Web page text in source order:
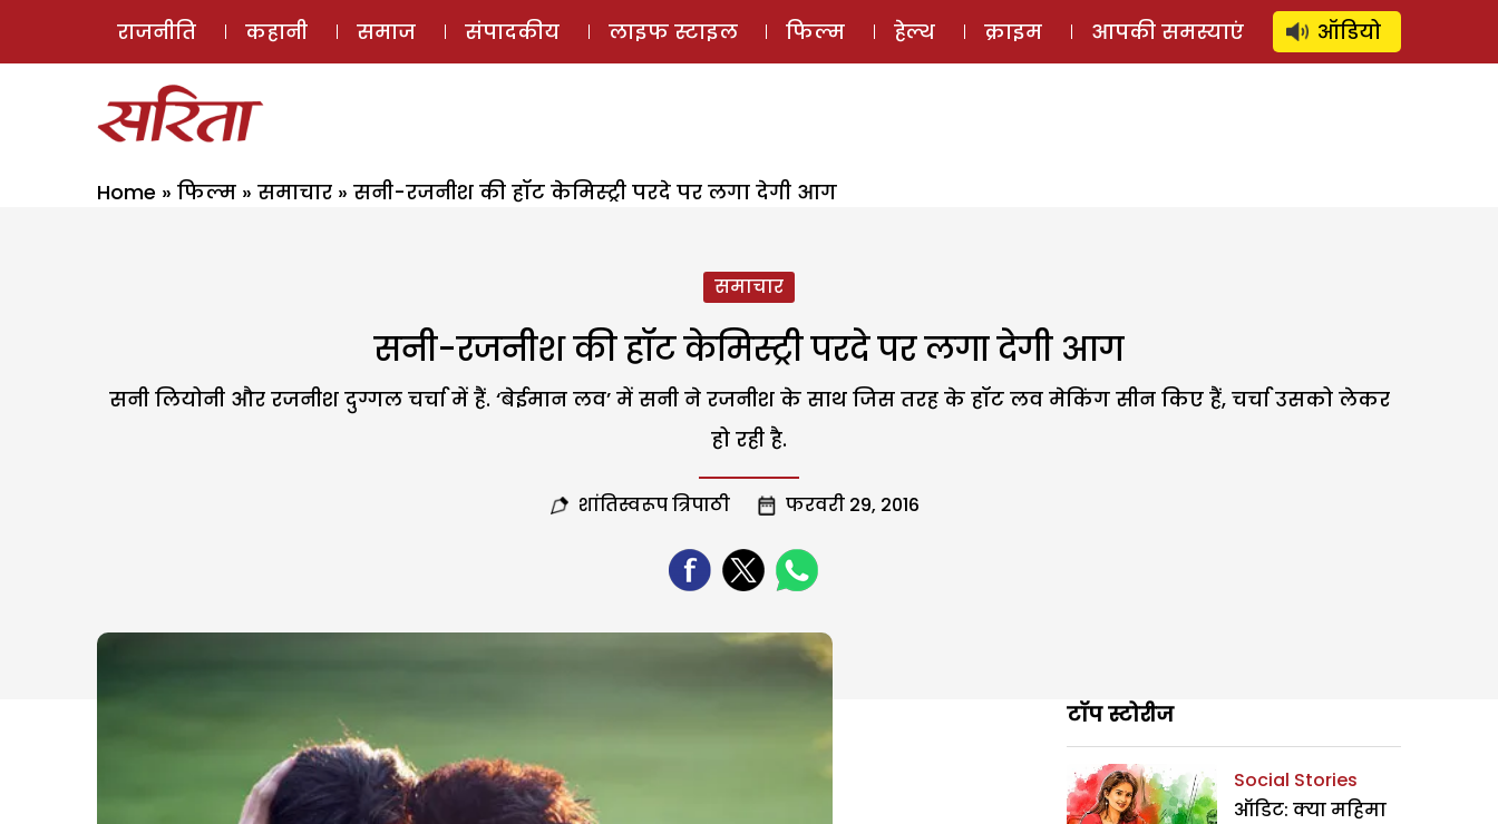
ई-मैगज़ीन ऑडियो स्टोरी लॉग इन ⚲ SUBSCRIBE
राजनीति कहानी समाज संपादकीय लाइफ स्टाइल फिल्म हेल्थ क्राइम आपकी समस्याएं ऑडियो
Home » फिल्म » समाचार » सनी-रजनीश की हॉट केमिस्ट्री परदे पर लगा देगी आग
समाचार
सनी-रजनीश की हॉट केमिस्ट्री परदे पर लगा देगी आग
सनी लियोनी और रजनीश दुग्गल चर्चा में हैं. ‘बेईमान लव’ में सनी ने रजनीश के साथ जिस तरह के हॉट लव मेकिंग सीन किए हैं, चर्चा उसको लेकर
हो रही है.
शांतिस्वरूप त्रिपाठी फरवरी 29, 2016
टॉप स्टोरीज
Social Stories
ऑडिट: क्या महिमा